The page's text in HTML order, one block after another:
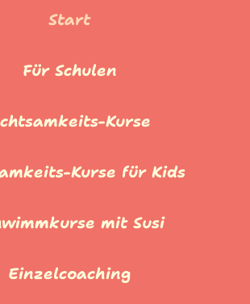
Start
Für Schulen
Kurse
Kurse für Kids
mit Susi
Einzelcoaching